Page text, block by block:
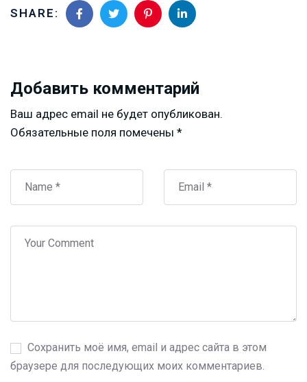
SHARE:
Добавить комментарий
Ваш адрес email не будет опубликован.
Обязательные поля помечены *
Сохранить моё имя, email и адрес сайта в этом
браузере для последующих моих комментариев.